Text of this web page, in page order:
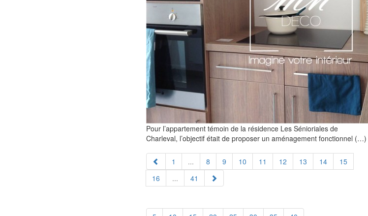
Pour l’appartement témoin de la résidence Les Sénioriales de
Charleval, l’objectif était de proposer un aménagement fonctionnel (…)
1 ... 8 9 10 11 12 13 14
15
16
... 41